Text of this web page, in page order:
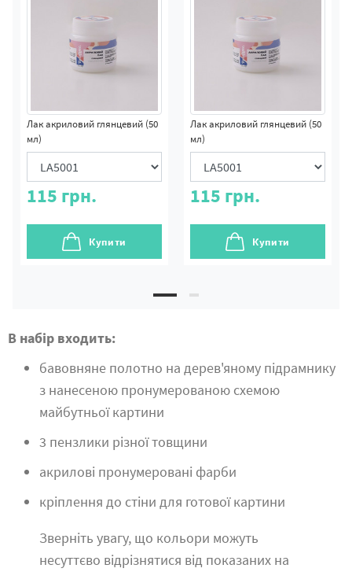
Лак акриловий глянцевий (50
мл)
115 грн.
Купити
Лак акриловий глянцевий (50
мл)
115 грн.
Купити
В набір входить:
бавовняне полотно на дерев'яному підрамнику
з нанесеною пронумерованою схемою
майбутньої картини
3 пензлики різної товщини
акрилові пронумеровані фарби
кріплення до стіни для готової картини
Зверніть увагу, що кольори можуть
несуттєво відрізнятися від показаних на